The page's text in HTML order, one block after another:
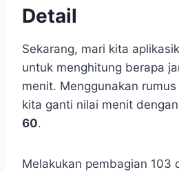
Detail
Sekarang, mari kita
untuk menghitung berapa
menit. Menggunakan rumus
kita ganti nilai menit
60.
Melakukan pembagian 103